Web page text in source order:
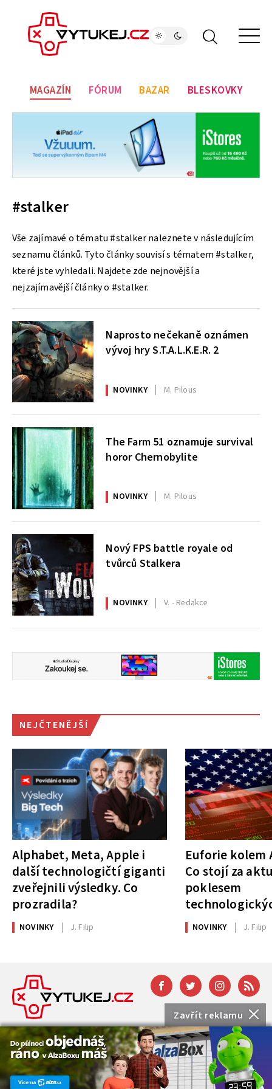
Zavřít reklamu
MAGAZÍN FÓRUM BAZAR BLESKOVKY
#stalker
Vše zajímavé o tématu #stalker naleznete v následujícím
seznamu článků. Tyto články souvisí s tématem #stalker,
které jste vyhledali. Najdete zde nejnovější a
nejzajímavější články o #stalker.
Naprosto nečekaně oznámen
vývoj hry S.T.A.L.K.E.R. 2
NOVINKY M. Pilous
The Farm 51 oznamuje survival
horor Chernobylite
NOVINKY M. Pilous
Nový FPS battle royale od
tvůrců Stalkera
NOVINKY V. - Redakce
NEJČTENĚJŠÍ
Alphabet, Meta, Apple i
další technologičtí giganti
zveřejnili výsledky. Co
prozradila?
NOVINKY J. Filip
Euforie kolem
Co stojí za
poklesem
NOVINKY J. Filip